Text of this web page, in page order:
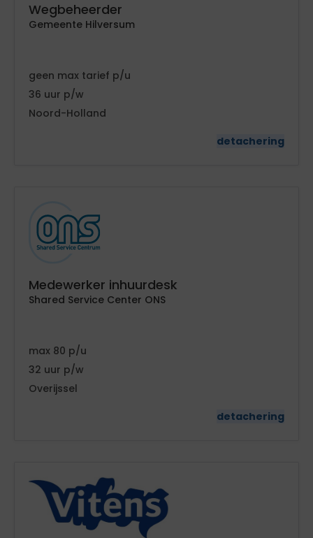
Wegbeheerder
Gemeente Hilversum
geen
tarief
36
Noord-Holland
detachering
Medewerker inhuurdesk
Shared Service Center ONS
80
32
Overijssel
detachering